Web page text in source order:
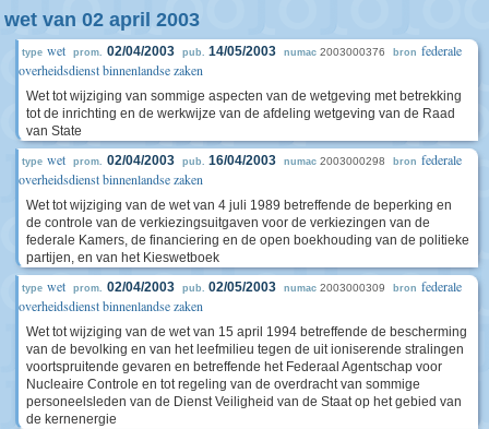
wet van 02 april 2003
type wet prom. 02/04/2003 pub. 14/05/2003 numac 2003000376 bron federale
overheidsdienst binnenlandse zaken
Wet tot wijziging van sommige aspecten van de wetgeving met betrekking
tot de inrichting en de werkwijze van de afdeling wetgeving van de Raad
van State
type wet prom. 02/04/2003 pub. 16/04/2003 numac 2003000298 bron federale
overheidsdienst binnenlandse zaken
Wet tot wijziging van de wet van 4 juli 1989 betreffende de beperking en
de controle van de verkiezingsuitgaven voor de verkiezingen van de
federale Kamers, de financiering en de open boekhouding van de politieke
partijen, en van het Kieswetboek
type wet prom. 02/04/2003 pub. 02/05/2003 numac 2003000309 bron federale
overheidsdienst binnenlandse zaken
Wet tot wijziging van de wet van 15 april 1994 betreffende de bescherming
van de bevolking en van het leefmilieu tegen de uit ioniserende stralingen
voortspruitende gevaren en betreffende het Federaal Agentschap voor
Nucleaire Controle en tot regeling van de overdracht van sommige
personeelsleden van de Dienst Veiligheid van de Staat op het gebied van
de kernenergie